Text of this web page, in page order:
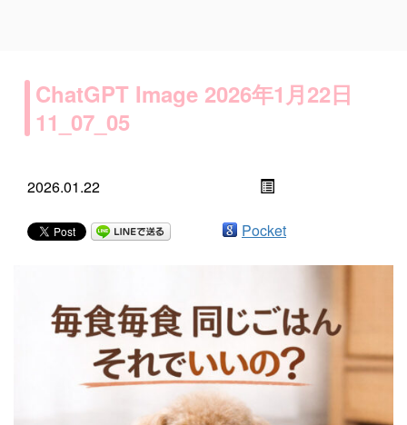
ChatGPT Image 2026年1月22日
11_07_05
2026.01.22
Pocket